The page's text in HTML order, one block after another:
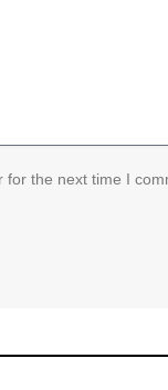
the next time I